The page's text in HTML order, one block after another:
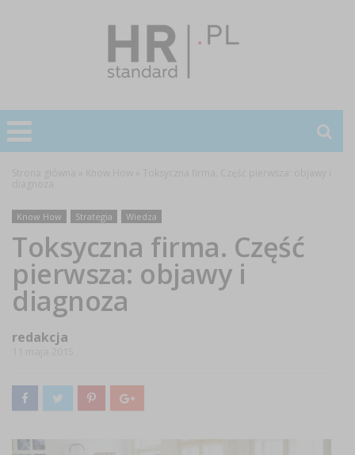
Know How Strategia Wiedza
Toksyczna firma. Część
pierwsza: objawy i
diagnoza
redakcja